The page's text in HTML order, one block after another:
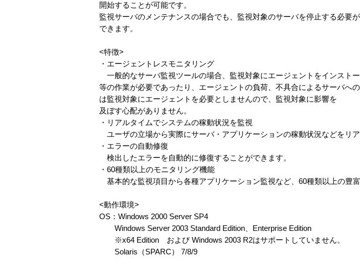
開始することが可能です。
監視サーバのメンテナンスの場合でも、監視対象のサーバを停止する必要
できます。
<特徴>
・エージェントレスモニタリング
一般的なサーバ監視ツールの場合、監視対象にエージェントをインスト
等の作業が必要であったり、エージェントの負荷、不具合によるサーバへ
は監視対象にエージェントを必要としませんので、監視対象に影響を
及ぼす心配がありません。
・リアルタイムでシステムの稼動状況を監視
ユーザの立場から実際にサーバ・アプリケーションの稼動状況などをリ
・エラーの自動修復
検出したエラーを自動的に修復することができます。
・60種類以上のモニタリング機能
基本的な監視項目から各種アプリケーション監視など、60種類以上の豊富
<動作環境>
OS：Windows 2000 Server SP4
Windows Server 2003 Standard Edition、Enterprise Edition
※x64 Edition および Windows 2003 R2はサポートしていません。
Solaris（SPARC） 7/8/9